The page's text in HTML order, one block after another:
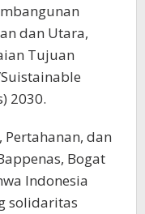
dan Utara,
Tujuan
2030.
dan
Bogat
Indonesia
solidaritas